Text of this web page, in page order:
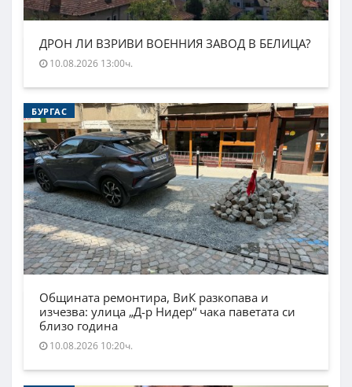
ДРОН ЛИ ВЗРИВИ ВОЕННИЯ ЗАВОД В БЕЛИЦА?
10.08.2026 13:00ч.
БУРГАС
Общината ремонтира, ВиК разкопава и
изчезва: улица „Д-р Нидер“ чака паветата си
близо година
10.08.2026 10:20ч.